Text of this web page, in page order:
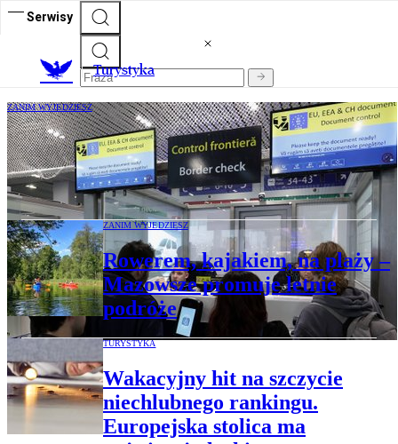
Serwisy
Turystyka
ZANIM WYJEDZIESZ
Turyści boją się kolejek na granicach.
Przez EES rezygnują z przyjazdu do
Europy
ZANIM WYJEDZIESZ
Rowerem, kajakiem, na plaży –
Mazowsze promuje letnie
podróże
TURYSTYKA
Wakacyjny hit na szczycie
niechlubnego rankingu.
Europejska stolica ma